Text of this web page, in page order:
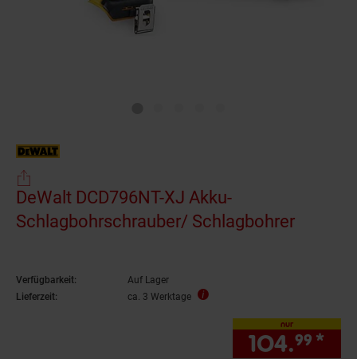
DeWalt DCD796NT-XJ Akku-
Schlagbohrschrauber/ Schlagbohrer
Verfügbarkeit:
Auf Lager
Lieferzeit:
ca. 3 Werktage
nur
104.99 *